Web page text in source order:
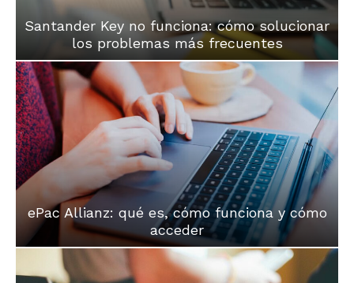
Santander Key no funciona: cómo solucionar
los problemas más frecuentes
ePac Allianz: qué es, cómo funciona y cómo
acceder